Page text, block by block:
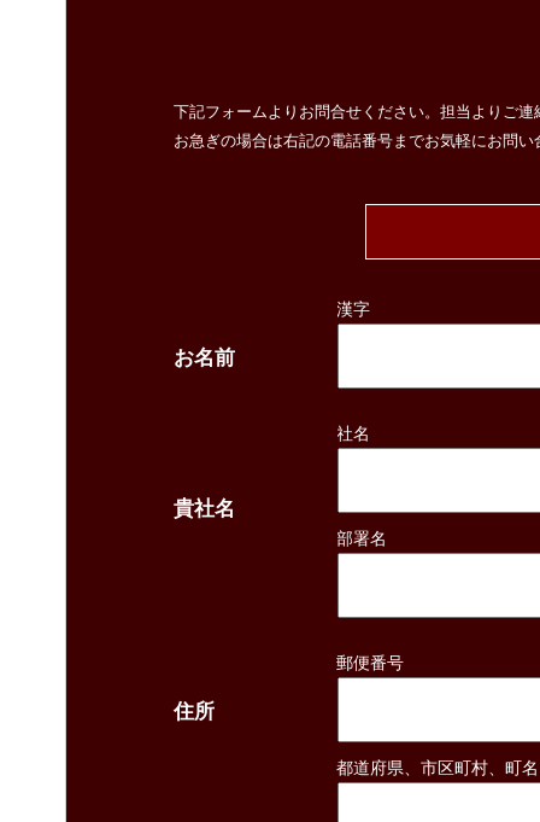
下記フォームよりお問合せください。担当よりご
お急ぎの場合は右記の電話番号までお気軽にお問
お名前
漢字
貴社名
社名
部署名
住所
郵便番号
都道府県、市区町村、町